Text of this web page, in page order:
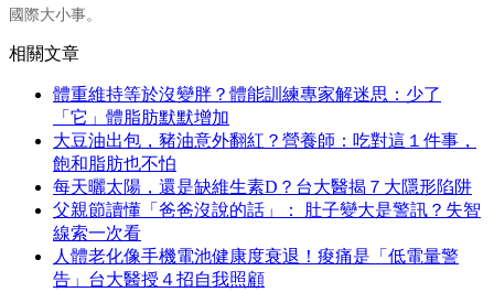
國際大小事。
相關文章
體重維持等於沒變胖？體能訓練專家解迷思：少了
「它」體脂肪默默增加
大豆油出包，豬油意外翻紅？營養師：吃對這１件事，
飽和脂肪也不怕
每天曬太陽，還是缺維生素D？台大醫揭７大隱形陷阱
父親節讀懂「爸爸沒說的話」： 肚子變大是警訊？失智
線索一次看
人體老化像手機電池健康度衰退！痠痛是「低電量警
告」台大醫授４招自我照顧